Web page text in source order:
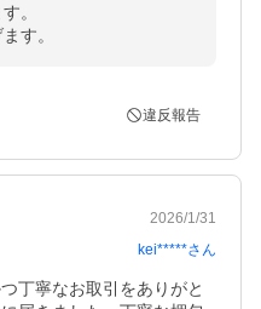
。
す。
違反報告
2026/1/31
kei*****さん
丁寧なお取引をありがと